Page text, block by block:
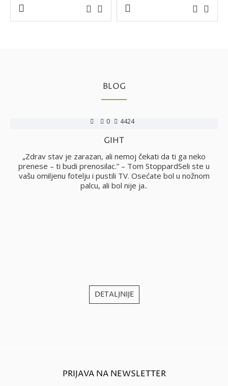
BLOG
0 4424
GIHT
„Zdrav stav je zarazan, ali nemoj čekati da ti ga neko
prenese – ti budi prenosilac.” – Tom StoppardSeli ste u
vašu omiljenu fotelju i pustili TV. Osećate bol u nožnom
palcu, ali bol nije ja..
DETALJNIJE
PRIJAVA NA NEWSLETTER